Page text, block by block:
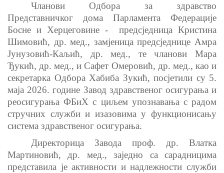
Чланови Одбора за здравство
Представничког дома Парламента Федерације
Босне и Херцеговине -
предсједница Кристина
Шимовић, др. мед., замјеница предсједнице Амра
Јунузовић-Каљић, др. мед., те чланови Мара
Ђукић, др. мед., и Сафет Омеровић, др. мед., као и
секретарка Одбора Хабиба Зукић, посјетили су 5.
маја 2026. године Завод здравственог осигурања и
реосигурања ФБиХ с циљем упознавања с радом
стручних служби и изазовима у функционисању
система здравственог осигурања.
Директорица Завода проф. др. Влатка
Мартиновић, др. мед., заједно са сарадницима
представила је активности и надлежности служби